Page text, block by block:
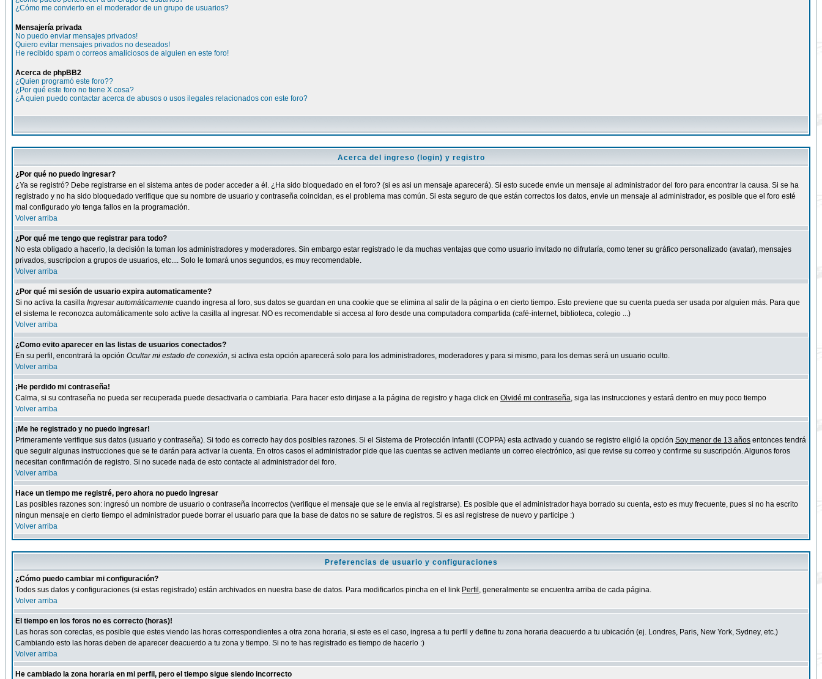
¿Cómo me convierto en el moderador de un grupo de usuarios?
Mensajería privada
No puedo enviar mensajes privados!
Quiero evitar mensajes privados no deseados!
He recibido spam o correos amaliciosos de alguien en este foro!
Acerca de phpBB2
¿Quien programó este foro??
¿Por qué este foro no tiene X cosa?
¿A quien puedo contactar acerca de abusos o usos ilegales relacionados con este foro?
Acerca del ingreso (login) y registro
¿Por qué no puedo ingresar?
¿Ya se registró? Debe registrarse en el sistema antes de poder acceder a él. ¿Ha sido bloquedado en el foro? (si es asi un mensaje aparecerá). Si esto sucede envie un mensaje al administrador del foro para encontrar la causa. Si se ha
registrado y no ha sido bloquedado verifique que su nombre de usuario y contraseña coincidan, es el problema mas común. Si esta seguro de que están correctos los datos, envie un mensaje al administrador, es posible que el foro esté
mal configurado y/o tenga fallos en la programación.
Volver arriba
¿Por qué me tengo que registrar para todo?
No esta obligado a hacerlo, la decisión la toman los administradores y moderadores. Sin embargo estar registrado le da muchas ventajas que como usuario invitado no difrutaría, como tener su gráfico personalizado (avatar), mensajes
privados, suscripcion a grupos de usuarios, etc.... Solo le tomará unos segundos, es muy recomendable.
Volver arriba
¿Por qué mi sesión de usuario expira automaticamente?
Si no activa la casilla Ingresar automáticamente cuando ingresa al foro, sus datos se guardan en una cookie que se elimina al salir de la página o en cierto tiempo. Esto previene que su cuenta pueda ser usada por alguien más. Para que
el sistema le reconozca automáticamente solo active la casilla al ingresar. NO es recomendable si accesa al foro desde una computadora compartida (café-internet, biblioteca, colegio ...)
Volver arriba
¿Como evito aparecer en las listas de usuarios conectados?
En su perfil, encontrará la opción Ocultar mi estado de conexión, si activa esta opción aparecerá solo para los administradores, moderadores y para si mismo, para los demas será un usuario oculto.
Volver arriba
¡He perdido mi contraseña!
Calma, si su contraseña no pueda ser recuperada puede desactivarla o cambiarla. Para hacer esto dirijase a la página de registro y haga click en Olvidé mi contraseña, siga las instrucciones y estará dentro en muy poco tiempo
Volver arriba
¡Me he registrado y no puedo ingresar!
Primeramente verifique sus datos (usuario y contraseña). Si todo es correcto hay dos posibles razones. Si el Sistema de Protección Infantil (COPPA) esta activado y cuando se registro eligió la opción Soy menor de 13 años entonces tendrá
que seguir algunas instrucciones que se te darán para activar la cuenta. En otros casos el administrador pide que las cuentas se activen mediante un correo electrónico, asi que revise su correo y confirme su suscripción. Algunos foros
necesitan confirmación de registro. Si no sucede nada de esto contacte al administrador del foro.
Volver arriba
Hace un tiempo me registré, pero ahora no puedo ingresar
Las posibles razones son: ingresó un nombre de usuario o contraseña incorrectos (verifique el mensaje que se le envia al registrarse). Es posible que el administrador haya borrado su cuenta, esto es muy frecuente, pues si no ha escrito
ningun mensaje en cierto tiempo el administrador puede borrar el usuario para que la base de datos no se sature de registros. Si es asi registrese de nuevo y participe :)
Volver arriba
Preferencias de usuario y configuraciones
¿Cómo puedo cambiar mi configuración?
Todos sus datos y configuraciones (si estas registrado) están archivados en nuestra base de datos. Para modificarlos pincha en el link Perfil , generalmente se encuentra arriba de cada página.
Volver arriba
El tiempo en los foros no es correcto (horas)!
Las horas son corectas, es posible que estes viendo las horas correspondientes a otra zona horaria, si este es el caso, ingresa a tu perfil y define tu zona horaria deacuerdo a tu ubicación (ej. Londres, Paris, New York, Sydney, etc.)
Cambiando esto las horas deben de aparecer deacuerdo a tu zona y tiempo. Si no te has registrado es tiempo de hacerlo :)
Volver arriba
He cambiado la zona horaria en mi perfil, pero el tiempo sigue siendo incorrecto